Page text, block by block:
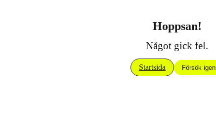
Hoppsan!
Något gick fel.
Startsida Försök igen